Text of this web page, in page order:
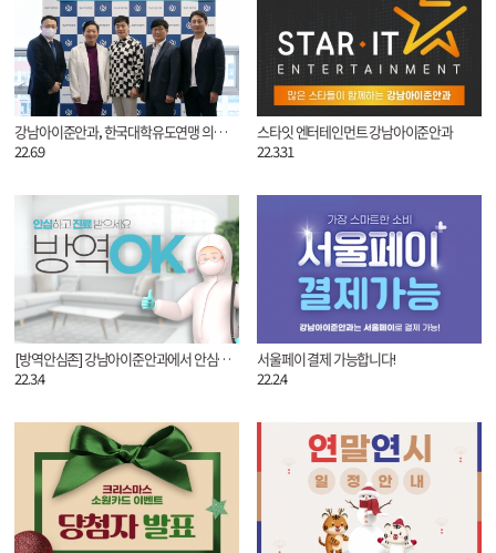
강남아이준안과, 한국대학유도연맹 의료서비스 MOU 체결
22.6.9
스타잇 엔터테인먼트 강남아이준안과
22.3.31
[방역안심존] 강남아이준안과에서 안심하고 진료받으세요!
22.3.4
서울페이 결제 가능합니다!
22.2.4